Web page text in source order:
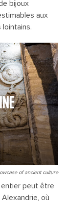
bijoux
aux
of ancient culture
peut être
où